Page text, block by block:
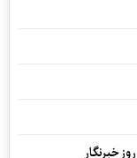
خبرنگار